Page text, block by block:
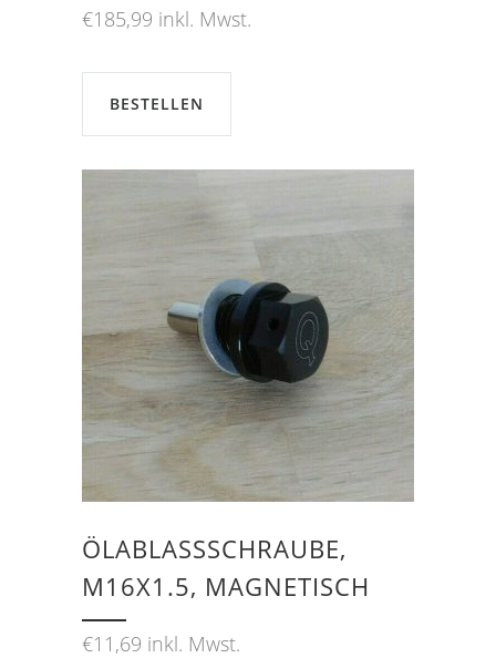
€185,99 inkl. Mwst.
BESTELLEN
ÖLABLASSSCHRAUBE, M
16X1.5, MAGNETISCH
€11,69 inkl. Mwst.